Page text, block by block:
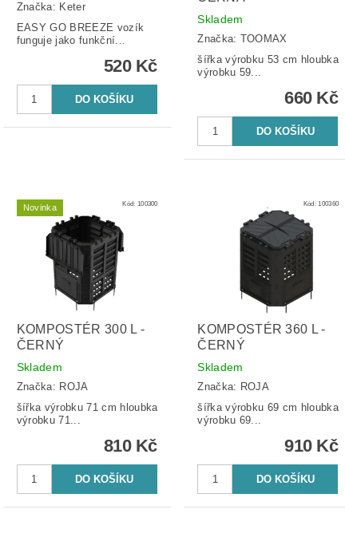
Značka: Keter
EASY GO BREEZE vozík
funguje jako funkční...
520 Kč
Skladem
Značka: TOOMAX
šířka výrobku 53 cm hloubka
výrobku 59...
660 Kč
Novinka Kód: 100300
KOMPOSTÉR 300 L -
ČERNÝ
Skladem
Značka: ROJA
šířka výrobku 71 cm hloubka
výrobku 71...
810 Kč
Kód:100360
KOMPOSTÉR 360 L -
ČERNÝ
Skladem
Značka: ROJA
šířka výrobku 69 cm hloubka
výrobku 69...
910 Kč